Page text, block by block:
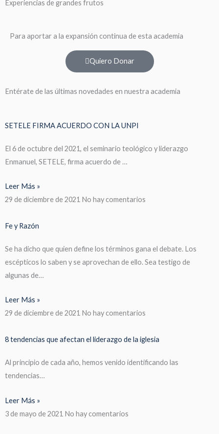
Experiencias de grandes frutos
Para aportar a la expansión continua de esta academia
Quiero Donar
Entérate de las últimas novedades en nuestra academia
SETELE FIRMA ACUERDO CON LA UNPI
El 6 de octubre del 2021, el seminario teológico y liderazgo
Enmanuel, SETELE, firma acuerdo de …
Leer Más »
29 de diciembre de 2021 No hay comentarios
Fe y Razón
Se ha dicho que quien define los términos gana el debate. Los
escépticos lo saben y se aprovechan de ello. Sea testigo de
algunas de…
Leer Más »
29 de diciembre de 2021 No hay comentarios
8 tendencias que afectan el liderazgo de la iglesia
Al principio de cada año, hemos venido identificando las
tendencias…
Leer Más »
3 de mayo de 2021 No hay comentarios